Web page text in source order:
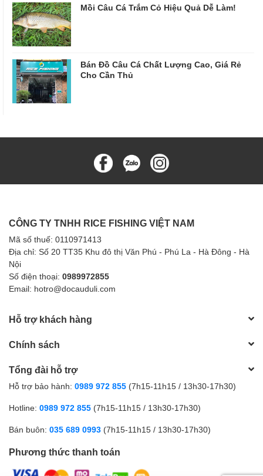
Mồi Câu Cá Trắm Cỏ Hiệu Quả Dễ Làm!
Bán Đồ Câu Cá Chất Lượng Cao, Giá Rẻ
Cho Cần Thủ
CÔNG TY TNHH RICE FISHING VIỆT NAM
Mã số thuế: 0110971413
Địa chỉ: Số 20 TT35 Khu đô thị Văn Phú - Phú La - Hà Đông - Hà
Nội
Số điện thoại: 0989972855
Email: hotro@docauduli.com
Hỗ trợ khách hàng
Chính sách
Tổng đài hỗ trợ
Hỗ trợ bảo hành: 0989 972 855 (7h15-11h15 / 13h30-17h30)
Hotline: 0989 972 855 (7h15-11h15 / 13h30-17h30)
Bán buôn: 035 689 0993 (7h15-11h15 / 13h30-17h30)
Phương thức thanh toán